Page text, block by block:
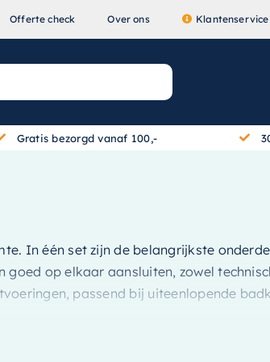
Offerte check Over ons Klantenservice
Gratis bezorgd vanaf 100,-
In één set zijn de belangrijkste
op elkaar aansluiten, zowel
passend bij uiteenlopende